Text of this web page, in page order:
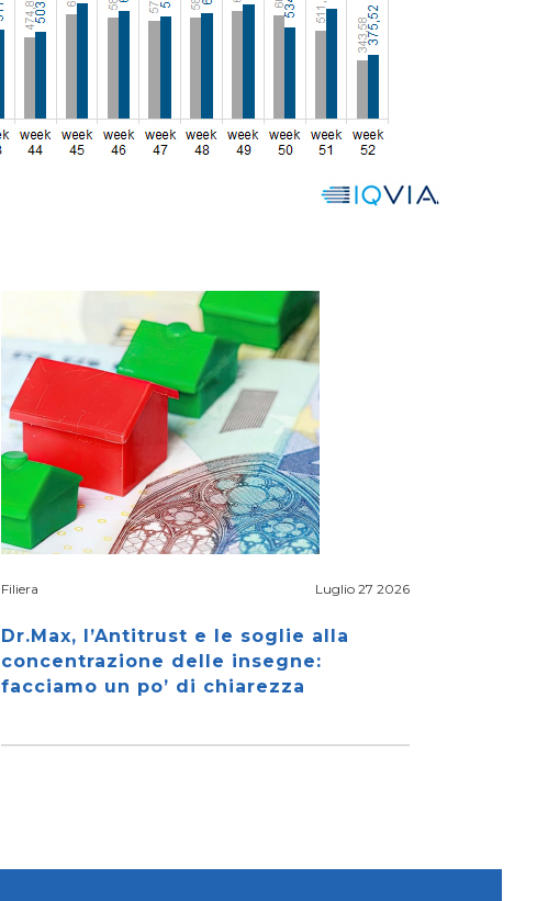
Filiera Luglio 27 2026
Dr.Max, l’Antitrust e le soglie alla
concentrazione delle insegne:
facciamo un po’ di chiarezza